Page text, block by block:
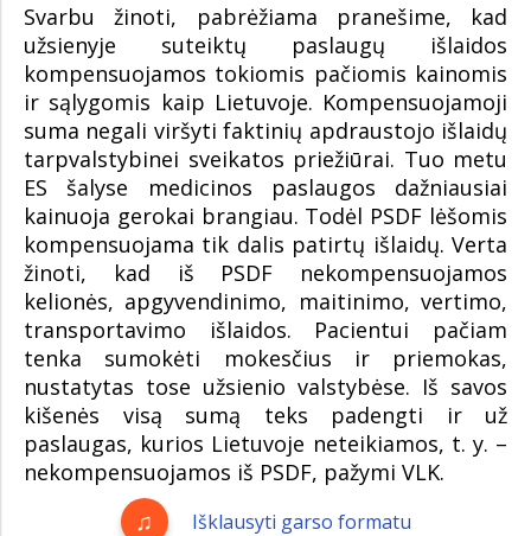
Svarbu žinoti, pabrėžiama pranešime, kad
užsienyje suteiktų paslaugų išlaidos
kompensuojamos tokiomis pačiomis kainomis
ir sąlygomis kaip Lietuvoje. Kompensuojamoji
suma negali viršyti faktinių apdraustojo išlaidų
tarpvalstybinei sveikatos priežiūrai. Tuo metu
ES šalyse medicinos paslaugos dažniausiai
kainuoja gerokai brangiau. Todėl PSDF lėšomis
kompensuojama tik dalis patirtų išlaidų. Verta
žinoti, kad iš PSDF nekompensuojamos
kelionės, apgyvendinimo, maitinimo, vertimo,
transportavimo išlaidos. Pacientui pačiam
tenka sumokėti mokesčius ir priemokas,
nustatytas tose užsienio valstybėse. Iš savos
kišenės visą sumą teks padengti ir už
paslaugas, kurios Lietuvoje neteikiamos, t. y. –
nekompensuojamos iš PSDF, pažymi VLK.
Išklausyti garso formatu